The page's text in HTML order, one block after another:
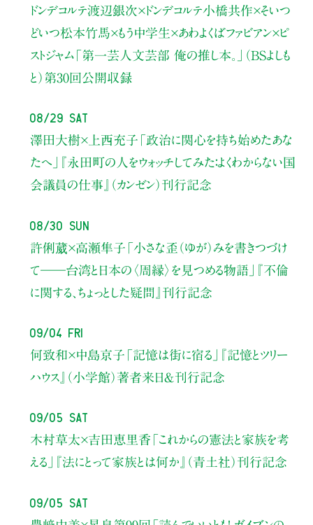
ドンデコルテ渡辺銀次×ドンデコルテ小橋共作×そいつ
どいつ松本竹馬×もう中学生×あわよくばファビアン×ピ
ストジャム「第一芸人文芸部 俺の推し本。」（BSよしも
と） 第30回公開収録
08/29 Sat
澤田大樹×上西充子 「政治に関心を持ち始めたあな
たへ」
『永田町の人をウォッチしてみた：よくわからない国
会議員の仕事』（カンゼン）刊行記念
08/30 Sun
許俐葳×高瀬隼子 「小さな歪（ゆが）みを書きつづけ
て――台湾と日本の〈周縁〉を見つめる物語」
『不倫
に関する、ちょっとした疑問』刊行記念
09/04 Fri
何致和×中島京子 「記憶は街に宿る」
『記憶とツリー
ハウス』（小学館）著者来日＆刊行記念
09/05 Sat
木村草太×吉田恵里香 「これからの憲法と家族を考
える」
『法にとって家族とは何か』（青土社）刊行記念
09/05 Sat